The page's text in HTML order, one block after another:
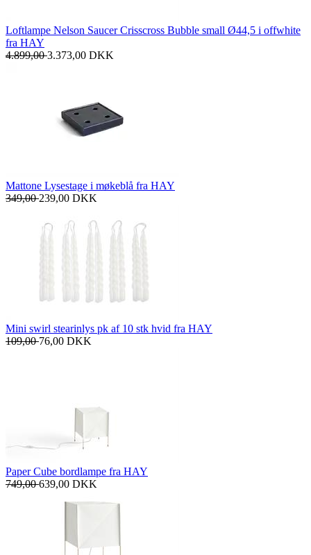
Loftlampe Nelson Saucer Crisscross Bubble small Ø44,5 i offwhite
fra HAY
4.899,003.373,00 DKK
Mattone Lysestage i møkeblå fra HAY
349,00239,00 DKK
Mini swirl stearinlys pk af 10 stk hvid fra HAY
109,0076,00 DKK
Paper Cube bordlampe fra HAY
749,00639,00 DKK